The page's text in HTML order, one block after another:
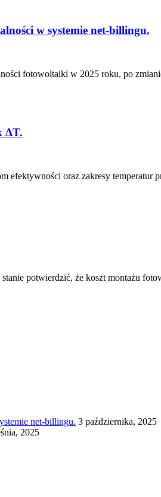
w systemie net-billingu.
fotowoltaiki w 2025 roku, po
ΔT.
oraz zakresy temperatur
potwierdzić, że koszt montażu
net-billingu. 3 października, 2025
2025